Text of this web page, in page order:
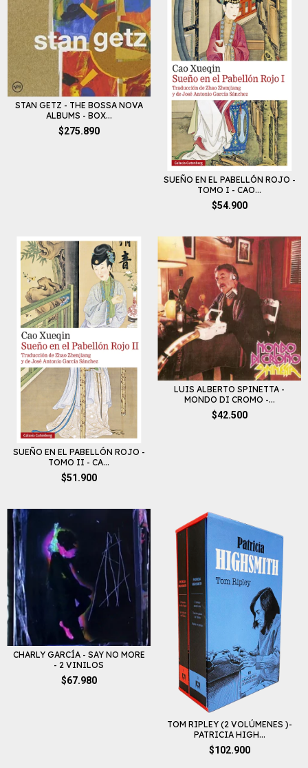
STAN GETZ - THE BOSSA NOVA
ALBUMS - BOX...
$275.890
SUEÑO EN EL PABELLÓN ROJO -
TOMO I - CAO...
$54.900
SUEÑO EN EL PABELLÓN ROJO -
TOMO II - CA...
$51.900
LUIS ALBERTO SPINETTA -
MONDO DI CROMO -...
$42.500
CHARLY GARCÍA - SAY NO MORE
- 2 VINILOS
$67.980
TOM RIPLEY (2 VOLÚMENES )-
PATRICIA HIGH...
$102.900